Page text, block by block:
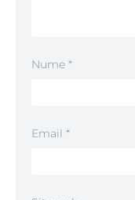
Nume *
Email *